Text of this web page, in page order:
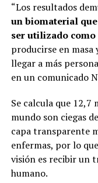
“Los resultados
un biomaterial
ser utilizado
producirse en masa
llegar a más
en un comunicado
Se calcula que 12,7
mundo son ciegas
capa transparente
enfermas, por lo
visión es recibir un
humano.